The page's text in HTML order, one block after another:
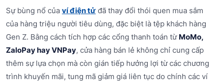
Sự bùng nổ của ví điện tử đã thay đổi thói quen mua sắm
của hàng triệu người tiêu dùng, đặc biệt là tệp khách hàng
Gen Z. Bằng cách tích hợp các cổng thanh toán từ MoMo,
ZaloPay hay VNPay, cửa hàng bán lẻ không chỉ cung cấp
thêm sự lựa chọn mà còn gián tiếp hưởng lợi từ các chương
trình khuyến mãi, tung mã giảm giá liên tục do chính các ví